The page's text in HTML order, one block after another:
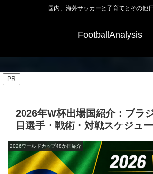
国内、海外サッカーと子育てとその他日
FootballAnalysis
PR
2026年W杯出場国紹介：ブラ
目選手・戦術・対戦スケジュ
2026ワールドカップ48か国紹介